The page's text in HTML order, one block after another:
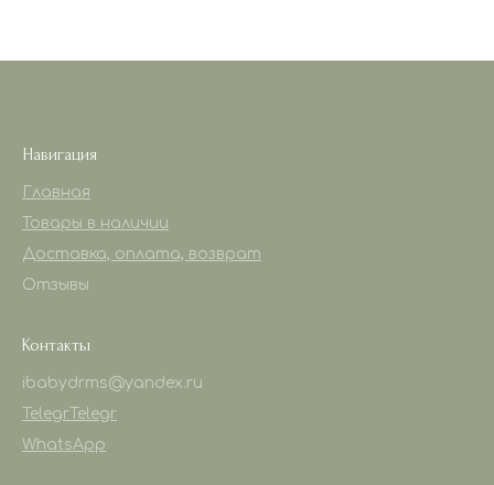
Навигация
Главная
Товары в наличии
Доставка, оплата, возврат
Отзывы
Контакты
ibabydrms@yandex.ru
Telegr Telegr
WhatsApp